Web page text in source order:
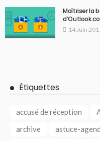
Maîtriser la
14 Juin
Étiquettes
accusé de réception
archive
astuce-